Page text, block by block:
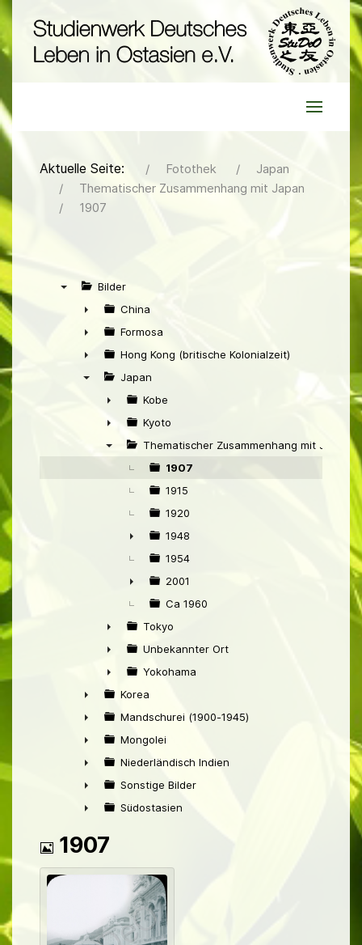
Aktuelle Seite: Fotothek
Japan
Thematischer Zusammenhang mit Japan
1907
Bilder
►
China
►
Formosa
►
Hong Kong (britische Kolonialzeit)
Japan
►
Kobe
►
Kyoto
Thematischer Zusammenhang mit Japan
1907
1915
1920
►
1948
1954
►
2001
Ca 1960
►
Tokyo
►
Unbekannter Ort
►
Yokohama
►
Korea
►
Mandschurei (1900-1945)
►
Mongolei
►
Niederländisch Indien
►
Sonstige Bilder
Südostasien
Bild
1907